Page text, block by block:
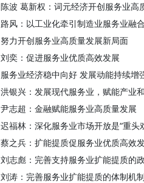
陈波 葛新权：词元经济开创服务业高
路风：以工业化牵引制造业服务业融
努力开创服务业高质量发展新局面
刘奕：促进服务业优质高效发展
服务业经济稳中向好 发展动能持续
洪银兴：发展现代服务业，赋能产业
尹志超：金融赋能服务业高质量发展
迟福林：深化服务业市场开放是“重头
蔡之兵：扩能提质促服务业优质高效
刘志彪：完善支持服务业扩能提质的
刘涛：完善服务业扩能提质的体制机